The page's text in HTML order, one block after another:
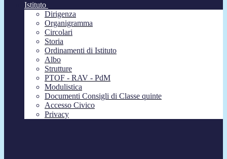
Istituto
Dirigenza
Organigramma
Circolari
Storia
Ordinamenti di Istituto
Albo
Strutture
PTOF - RAV - PdM
Modulistica
Documenti Consigli di Classe quinte
Accesso Civico
Privacy